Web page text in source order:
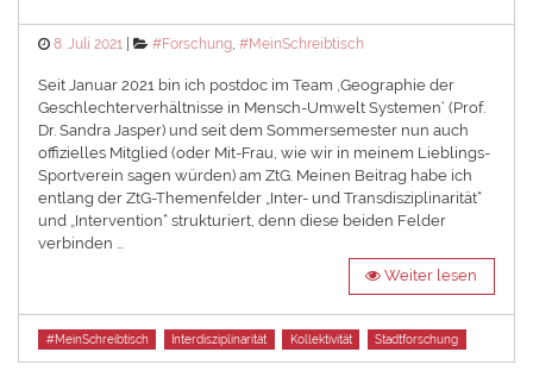
Posted
8. Juli 2021 Categories
#Forschung,#MeinSchreibtisch
Seit Januar 2021 bin ich postdoc im Team ‚Geographie der
Geschlechterverhältnisse in Mensch-Umwelt Systemen‘ (Prof.
Dr. Sandra Jasper) und seit dem Sommersemester nun auch
offizielles Mitglied (oder Mit-Frau, wie wir in meinem Lieblings-
Sportverein sagen würden) am ZtG. Meinen Beitrag habe ich
entlang der ZtG-Themenfelder „Inter- und Transdisziplinarität“
und „Intervention“ strukturiert, denn diese beiden Felder
verbinden …
Weiter lesen
Tags
#MeinSchreibtisch Interdisziplinarität Kollektivität Stadtforschung